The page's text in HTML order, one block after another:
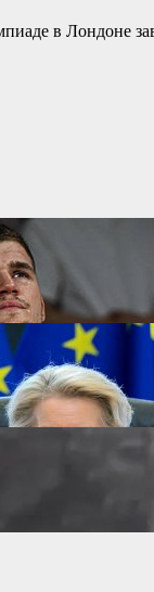
в Лондоне